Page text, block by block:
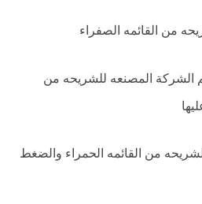
الشركة المصنعه للشريحه من
من القائمه الحمراء والضغط